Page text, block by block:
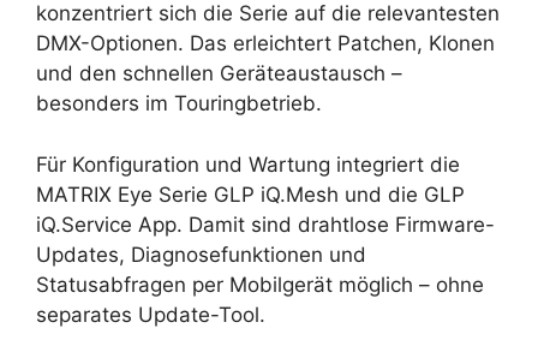
konzentriert sich die Serie auf die relevantesten
DMX-Optionen. Das erleichtert Patchen, Klonen
und den schnellen Geräteaustausch –
besonders im Touringbetrieb.
Für Konfiguration und Wartung integriert die
MATRIX Eye Serie GLP iQ.Mesh und die GLP
iQ.Service App. Damit sind drahtlose Firmware-
Updates, Diagnosefunktionen und
Statusabfragen per Mobilgerät möglich – ohne
separates Update-Tool.